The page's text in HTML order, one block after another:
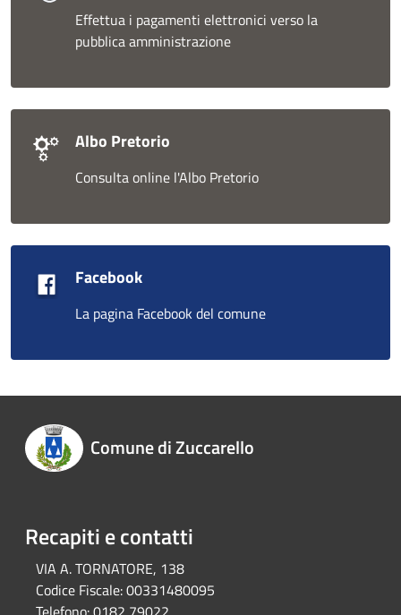
Effettua i pagamenti elettronici verso la
pubblica amministrazione
Albo Pretorio
Consulta online l'Albo Pretorio
Facebook
La pagina Facebook del comune
Comune di Zuccarello
Recapiti e contatti
VIA A. TORNATORE, 138
Codice Fiscale:00331480095